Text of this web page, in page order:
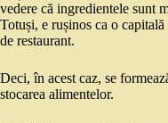
vedere că ingredientele sunt
Totuși, e rușinos ca o
de restaurant.
Deci, în acest caz, se
stocarea alimentelor.